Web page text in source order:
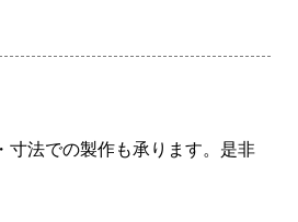
寸法での製作も承ります。是非